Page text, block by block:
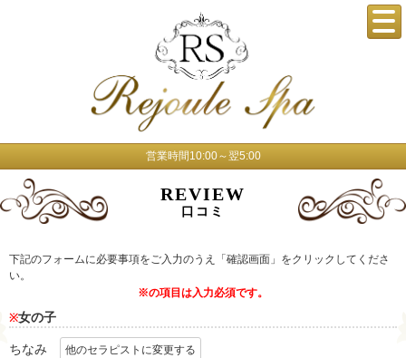
営業時間10:00～翌5:00
REVIEW
口コミ
下記のフォームに必要事項をご入力のうえ「確認画面」をクリックしてくださ
い。
※の項目は入力必須です。
※女の子
ちなみ 他のセラピストに変更する